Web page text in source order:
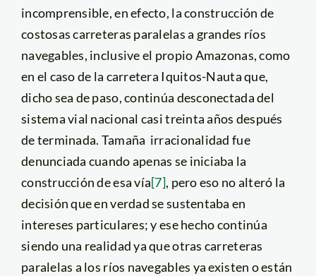
incomprensible, en efecto, la construcción de
costosas carreteras paralelas a grandes ríos
navegables, inclusive el propio Amazonas, como
en el caso de la carretera Iquitos-Nauta que,
dicho sea de paso, continúa desconectada del
sistema vial nacional casi treinta años después
de terminada. Tamaña irracionalidad fue
denunciada cuando apenas se iniciaba la
construcción de esa vía[7], pero eso no alteró la
decisión que en verdad se sustentaba en
intereses particulares; y ese hecho continúa
siendo una realidad ya que otras carreteras
paralelas a los ríos navegables ya existen o están